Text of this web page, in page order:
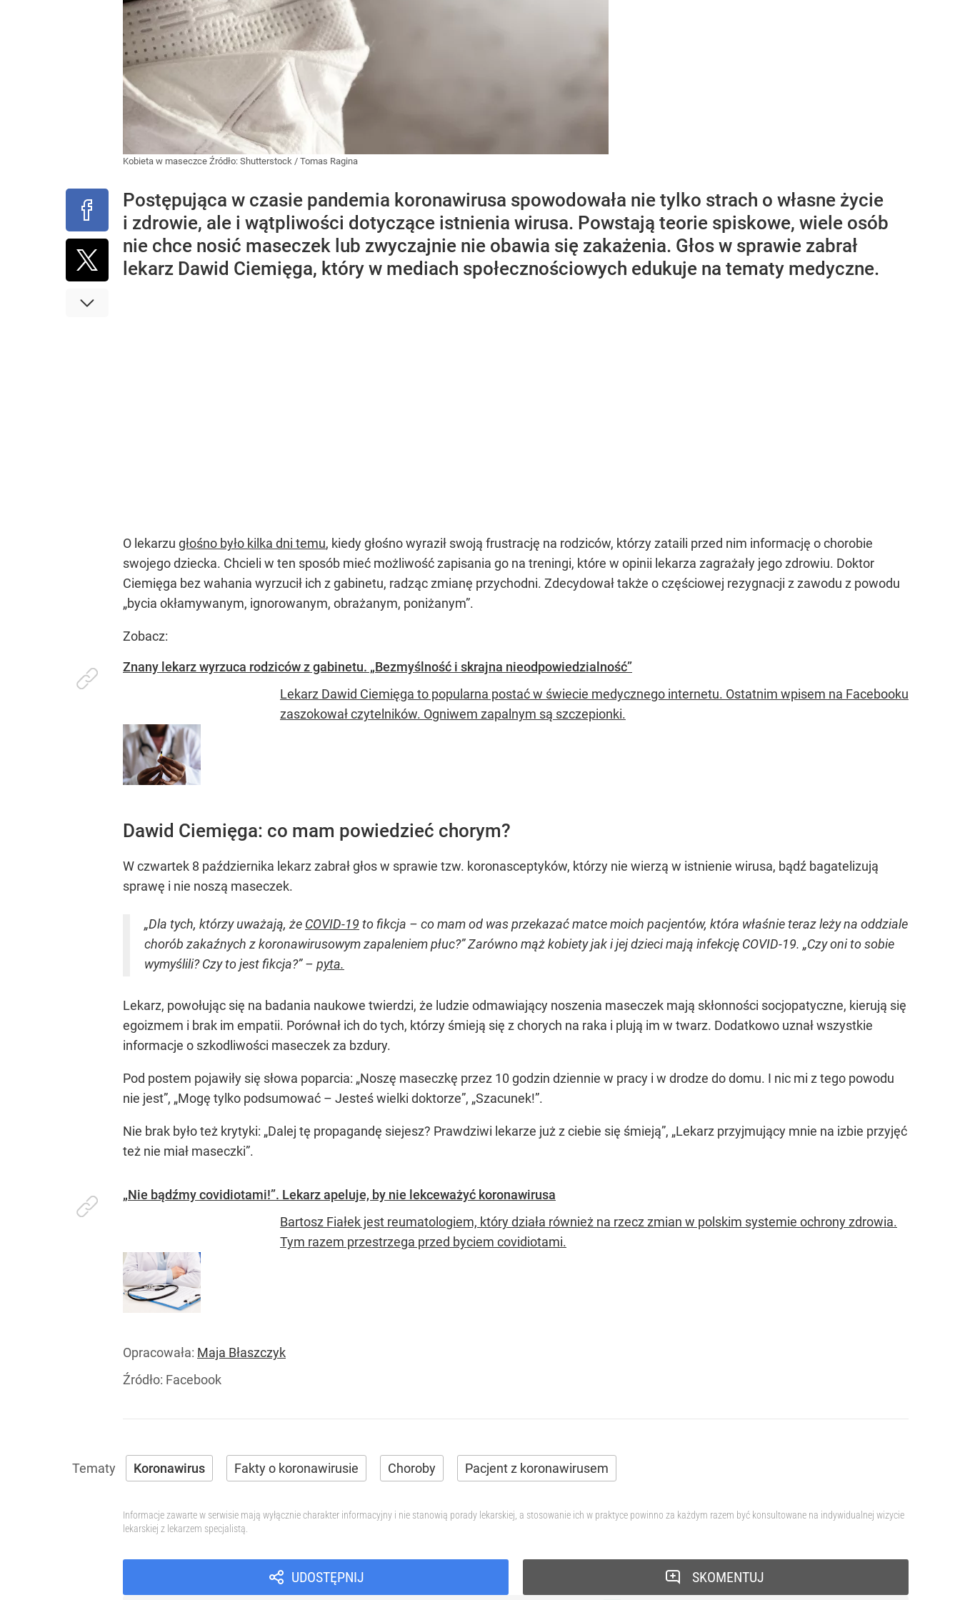
Kobieta w maseczce Źródło: Shutterstock / Tomas Ragina
Postępująca w czasie pandemia koronawirusa spowodowała nie tylko strach o własne życie
i zdrowie, ale i wątpliwości dotyczące istnienia wirusa. Powstają teorie spiskowe, wiele osób
nie chce nosić maseczek lub zwyczajnie nie obawia się zakażenia. Głos w sprawie zabrał
lekarz Dawid Ciemięga, który w mediach społecznościowych edukuje na tematy medyczne.
O lekarzu głośno było kilka dni temu, kiedy głośno wyraził swoją frustrację na rodziców, którzy zataili przed nim informację o chorobie
swojego dziecka. Chcieli w ten sposób mieć możliwość zapisania go na treningi, które w opinii lekarza zagrażały jego zdrowiu. Doktor
Ciemięga bez wahania wyrzucił ich z gabinetu, radząc zmianę przychodni. Zdecydował także o częściowej rezygnacji z zawodu z powodu
„bycia okłamywanym, ignorowanym, obrażanym, poniżanym”.
Zobacz:
Znany lekarz wyrzuca rodziców z gabinetu. „Bezmyślność i skrajna nieodpowiedzialność”
Lekarz Dawid Ciemięga to popularna postać w świecie medycznego internetu. Ostatnim wpisem na Facebooku
zaszokował czytelników. Ogniwem zapalnym są szczepionki.
Dawid Ciemięga: co mam powiedzieć chorym?
W czwartek 8 października lekarz zabrał głos w sprawie tzw. koronasceptyków, którzy nie wierzą w istnienie wirusa, bądź bagatelizują
sprawę i nie noszą maseczek.
„Dla tych, którzy uważają, że COVID-19to fikcja – co mam od was przekazać matce moich pacjentów, która właśnie teraz leży na oddziale
chorób zakaźnych z koronawirusowym zapaleniem płuc?” Zarówno mąż kobiety jak i jej dzieci mają infekcję COVID-19. „Czy oni to sobie
wymyślili? Czy to jest fikcja?” – pyta.
Lekarz, powołując się na badania naukowe twierdzi, że ludzie odmawiający noszenia maseczek mają skłonności socjopatyczne, kierują się
egoizmem i brak im empatii. Porównał ich do tych, którzy śmieją się z chorych na raka i plują im w twarz. Dodatkowo uznał wszystkie
informacje o szkodliwości maseczek za bzdury.
Pod postem pojawiły się słowa poparcia: „Noszę maseczkę przez 10 godzin dziennie w pracy i w drodze do domu. I nic mi z tego powodu
nie jest”, „Mogę tylko podsumować – Jesteś wielki doktorze”, „Szacunek!”.
Nie brak było też krytyki: „Dalej tę propagandę siejesz? Prawdziwi lekarze już z ciebie się śmieją”, „Lekarz przyjmujący mnie na izbie przyjęć
też nie miał maseczki”.
„Nie bądźmy covidiotami!”. Lekarz apeluje, by nie lekceważyć koronawirusa
Bartosz Fiałek jest reumatologiem, który działa również na rzecz zmian w polskim systemie ochrony zdrowia.
Tym razem przestrzega przed byciem covidiotami.
Opracowała: Maja Błaszczyk
Źródło: Facebook
Koronawirus Fakty o koronawirusie Choroby Pacjent z koronawirusem
Informacje zawarte w serwisie mają wyłącznie charakter informacyjny i nie stanowią porady lekarskiej, a stosowanie ich w praktyce powinno za każdym razem być konsultowane na indywidualnej wizycie
lekarskiej z lekarzem specjalistą.
UDOSTĘPNIJ SKOMENTUJ